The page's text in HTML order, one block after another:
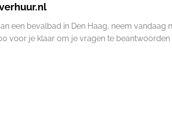
een bevalbad in Den Haag, neem vandaag
voor je klaar om je vragen te